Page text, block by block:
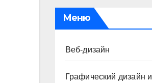
Меню
Веб-дизайн
Графический дизайн и